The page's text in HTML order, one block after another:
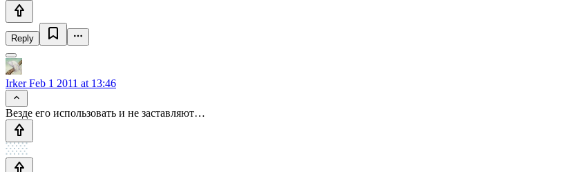
Reply
IrkerFeb 1 2011 at 13:46
Везде его использовать и не заставляют…